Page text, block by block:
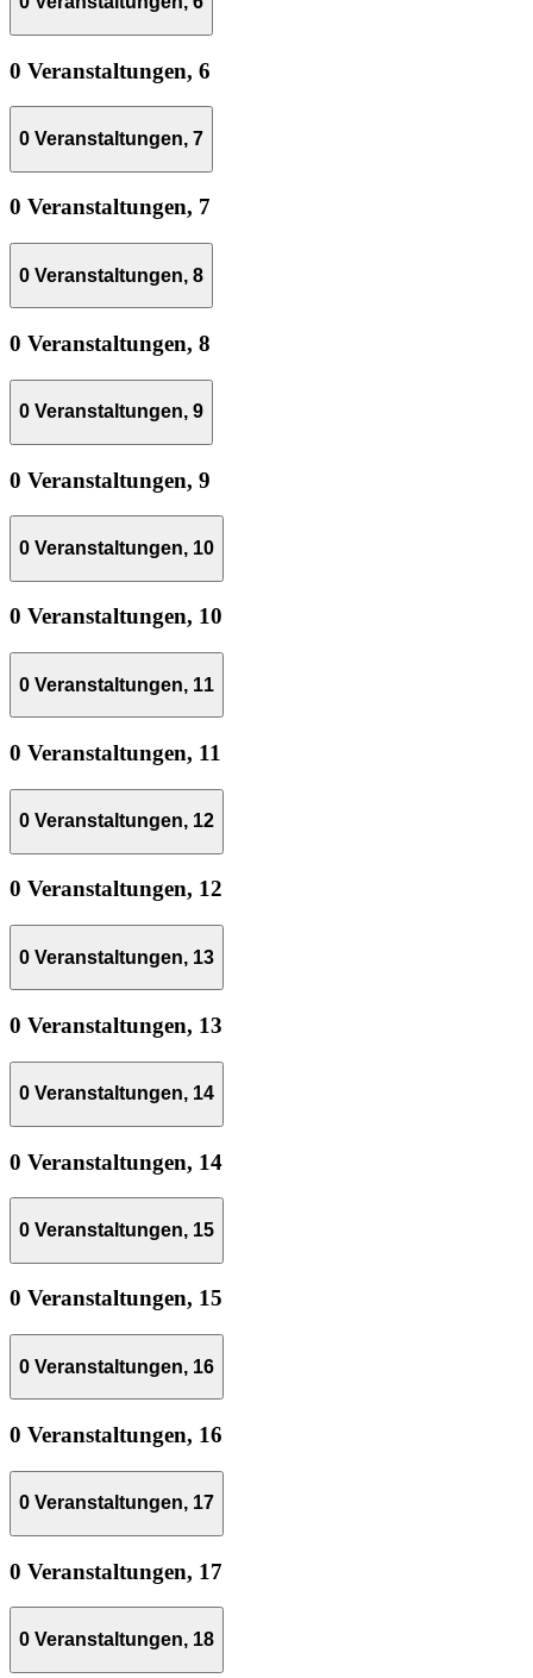
0 Veranstaltungen, 6
0 Veranstaltungen, 7
0 Veranstaltungen, 7
0 Veranstaltungen, 8
0 Veranstaltungen, 8
0 Veranstaltungen, 9
0 Veranstaltungen, 9
0 Veranstaltungen, 10
0 Veranstaltungen, 10
0 Veranstaltungen, 11
0 Veranstaltungen, 11
0 Veranstaltungen, 12
0 Veranstaltungen, 12
0 Veranstaltungen, 13
0 Veranstaltungen, 13
0 Veranstaltungen, 14
0 Veranstaltungen, 14
0 Veranstaltungen, 15
0 Veranstaltungen, 15
0 Veranstaltungen, 16
0 Veranstaltungen, 16
0 Veranstaltungen, 17
0 Veranstaltungen, 17
0 Veranstaltungen, 18